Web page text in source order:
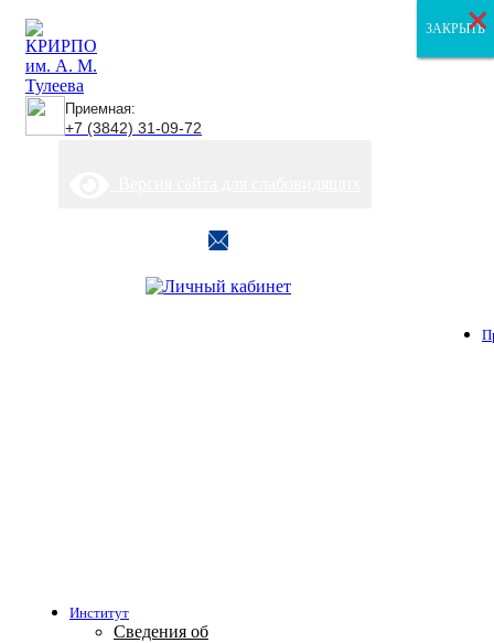
Приемная:
+7 (3842) 31-09-72
Институт
Сведения об
ЗАКРЫТЬ
ЗАКРЫТЬ
ЗАКРЫТЬ
×
×
×